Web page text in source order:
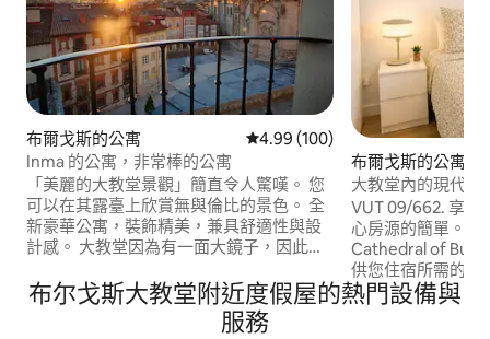
布爾戈斯的公寓 從 100 則評價中獲得 4.99 的平均
4.99 (100)
Inma 的公寓，非常棒的公寓
「美麗的大教堂景觀」簡直令人驚嘆。 您
可以在其露臺上欣賞無與倫比的景色。 全
新豪華公寓，裝飾精美，兼具舒適性與設
計感。 大教堂因為有一面大鏡子，因此佔
適的沙發床。 小廚房設備精良。 她的臥室
配有150公分的床、智慧電視和帶鏡子的大
布爾戈斯的公寓
大教堂內的現代化
VUT 09/662. 享受這間現代化、安靜和中
心房源的簡單。 距離布爾戈斯大教堂（
Cathedral of Burgos
供您住宿所需的所有
Dolce Gusto咖啡
種輸液。 還有烤
布尔戈斯大教堂附近度假屋的熱門設備與
服務